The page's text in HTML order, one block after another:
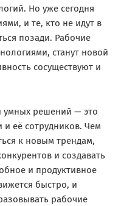
Но уже сегодня
и те, кто не идут в
позади. Рабочие
станут новой
сосуществуют и
умных решений — это
и её сотрудников. Чем
к новым трендам,
и создавать
и продуктивное
быстро, и
рабочие